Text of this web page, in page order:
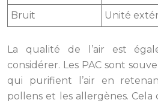
Bruit
Unité
La qualité de l’air est
considérer. Les PAC sont
qui purifient l’air en
pollens et les allergènes.